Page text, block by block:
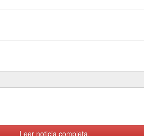
Leer noticia completa.